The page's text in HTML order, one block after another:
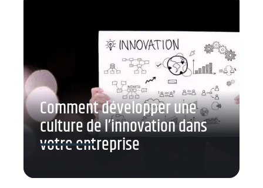
Comment développer une
culture de l’innovation dans
votre entreprise